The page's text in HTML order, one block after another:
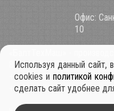
Офис:
10
8 (800) 100-34-85
+7 921 911-39-53
+7 931 979-11-30
Используя данный сайт,
cookies и политикой
сделать сайт удобнее